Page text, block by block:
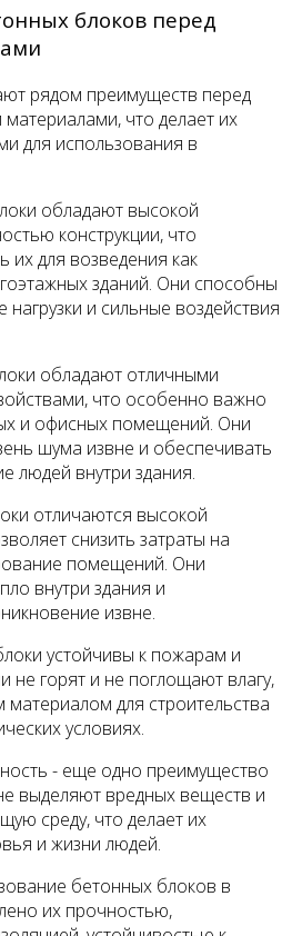
блоков перед
рядом преимуществ перед
что делает их
для использования в
обладают высокой
конструкции, что
их для возведения как
зданий. Они способны
и сильные воздействия
обладают отличными
что особенно важно
и офисных помещений. Они
шума извне и обеспечивать
людей внутри здания.
отличаются высокой
снизить затраты на
помещений. Они
внутри здания и
извне.
устойчивы к пожарам и
горят и не поглощают влагу,
для строительства
условиях.
- еще одно преимущество
выделяют вредных веществ и
среду, что делает их
и жизни людей.
бетонных блоков в
их прочностью,